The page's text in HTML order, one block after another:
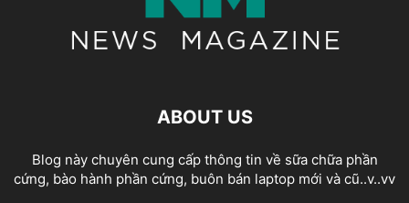
ABOUT US
Blog này chuyên cung cấp thông tin về sữa chữa phần
cứng, bào hành phần cứng, buôn bán laptop mới và cũ..v..vv